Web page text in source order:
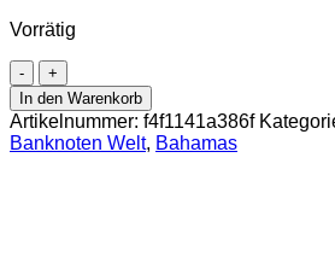
Vorrätig
Bahamas
-
10
Dollars
2009,
In den Warenkorb
Artikelnummer: f4f1141a386f
Banknoten Welt, Bahamas